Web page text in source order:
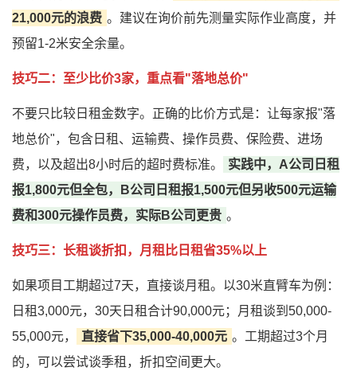
21,000元的浪费 。建议在询价前先测量实际作业高度，并
预留1-2米安全余量。
技巧二：至少比价3家，重点看"落地总价"
不要只比较日租金数字。正确的比价方式是：让每家报"落
地总价"，包含日租、运输费、操作员费、保险费、进场
费，以及超出8小时后的超时费标准。
实践中，A公司日租
报1,800元但全包，B公司日租报1,500元但另收500元运输
费和300元操作员费，实际B公司更贵 。
技巧三：长租谈折扣，月租比日租省35%以上
如果项目工期超过7天，直接谈月租。以30米直臂车为例：
日租3,000元，30天日租合计90,000元；月租谈到50,000-
55,000元，
直接省下35,000-40,000元 。工期超过3个月
的，可以尝试谈季租，折扣空间更大。